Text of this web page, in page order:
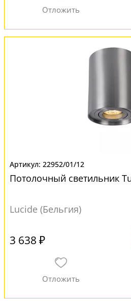
22952/01/12
Потолочный светильник
Lucide (Бельгия)
3 638 ₽